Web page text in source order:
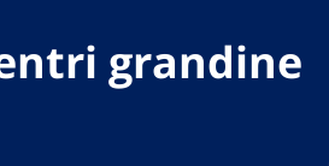
grandine